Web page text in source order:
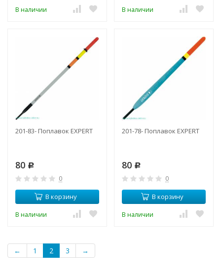
В наличии В наличии
201-83- Поплавок EXPERT
80 Р
0
В корзину
В наличии
201-78- Поплавок EXPERT
80 Р
0
В корзину
В наличии
← 1 2 3 →